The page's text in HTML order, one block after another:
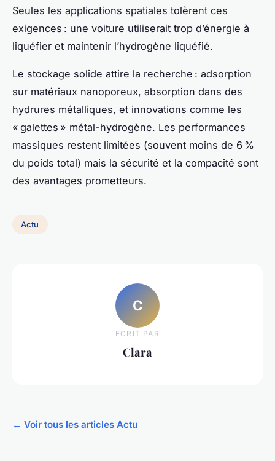
Seules les applications spatiales tolèrent ces
exigences : une voiture utiliserait trop d’énergie à
liquéfier et maintenir l’hydrogène liquéfié.
Le stockage solide attire la recherche : adsorption
sur matériaux nanoporeux, absorption dans des
hydrures métalliques, et innovations comme les
« galettes » métal-hydrogène. Les performances
massiques restent limitées (souvent moins de 6 %
du poids total) mais la sécurité et la compacité sont
des avantages prometteurs.
Actu
C
ECRIT PAR
Clara
← Voir tous les articles Actu